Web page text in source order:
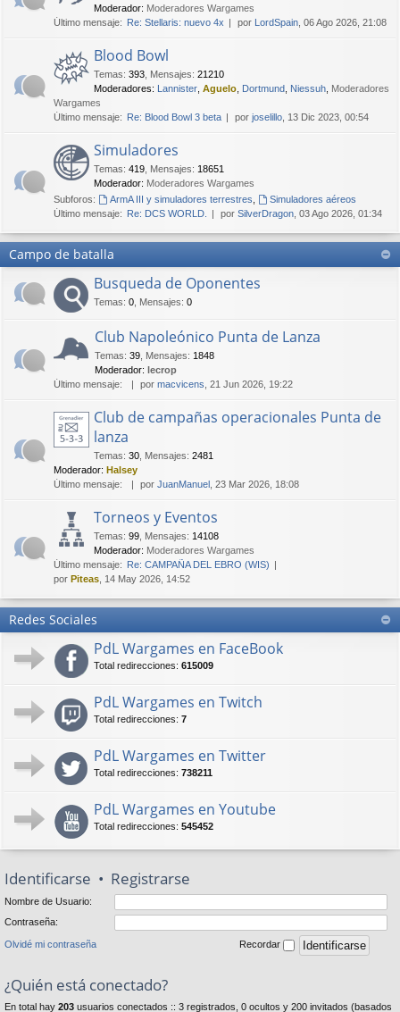
Moderador: Moderadores Wargames
Último mensaje: Re: Stellaris: nuevo 4x por LordSpain , 06 Ago 2026, 21:08
Blood Bowl
Temas: 393 Mensajes: 21210
Moderadores: Lannister Aguelo Dortmund Niessuh Moderadores
Wargames
Último mensaje: Re: Blood Bowl 3 beta por joselillo , 13 Dic 2023, 00:54
Simuladores
Temas: 419 Mensajes: 18651
Moderador: Moderadores Wargames
Subforos:
ArmA III y simuladores terrestres
Simuladores aéreos
Último mensaje: Re: DCS WORLD. por SilverDragon , 03 Ago 2026, 01:34
Campo de batalla
Busqueda de Oponentes
Temas: 0 Mensajes: 0
Club Napoleónico Punta de Lanza
Temas: 39 Mensajes: 1848
Moderador: lecrop
Último mensaje:
por macvicens , 21 Jun 2026, 19:22
Club de campañas operacionales Punta de
lanza
Temas: 30 Mensajes: 2481
Moderador: Halsey
Último mensaje:
por JuanManuel , 23 Mar 2026, 18:08
Torneos y Eventos
Temas: 99 Mensajes: 14108
Moderador: Moderadores Wargames
Último mensaje: Re: CAMPAÑA DEL EBRO (WIS)
por Piteas , 14 May 2026, 14:52
Redes Sociales
PdL Wargames en FaceBook
Total redirecciones: 615009
PdL Wargames en Twitch
Total redirecciones: 7
PdL Wargames en Twitter
Total redirecciones: 738211
PdL Wargames en Youtube
Total redirecciones: 545452
Identificarse • Registrarse
Nombre de Usuario:
Contraseña:
Olvidé mi contraseña Recordar
¿Quién está conectado?
En total hay 203 usuarios conectados :: 3 registrados, 0 ocultos y 200 invitados (basados